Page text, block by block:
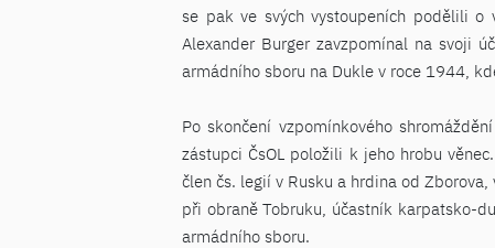
se pak ve svých vystoupeních podělili o
Alexander Burger zavzpomínal na svoji
armádního sboru na Dukle v roce 1944,
Po skončení vzpomínkového
zástupci ČsOL položili k jeho hrobu
člen čs. legií v Rusku a hrdina od
při obraně Tobruku, účastník karpatsko-
armádního sboru.